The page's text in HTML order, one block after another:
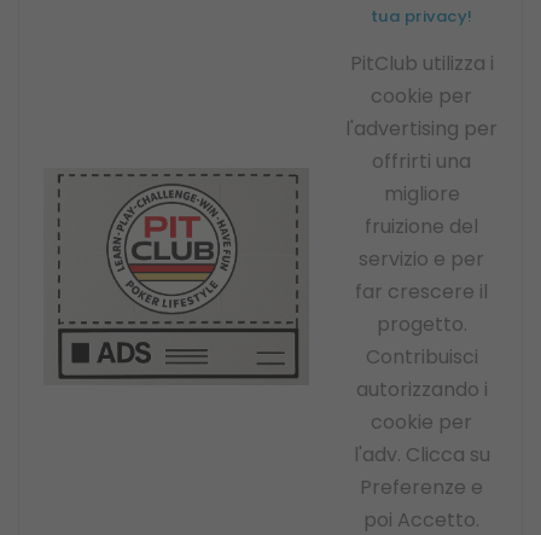
tua privacy!
PitClub utilizza i
cookie per
l'advertising per
offrirti una
migliore
fruizione del
servizio e per
far crescere il
progetto.
Contribuisci
autorizzando i
cookie per
l'adv. Clicca su
Preferenze e
poi Accetto.